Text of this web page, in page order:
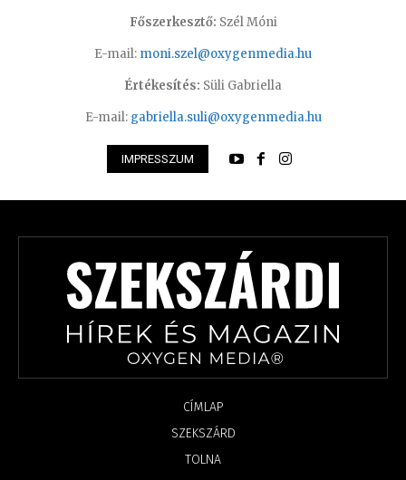
Főszerkesztő: Szél Móni
E-mail: moni.szel@oxygenmedia.hu
Értékesítés: Süli Gabriella
E-mail: gabriella.suli@oxygenmedia.hu
IMPRESSZUM
CÍMLAP
SZEKSZÁRD
TOLNA